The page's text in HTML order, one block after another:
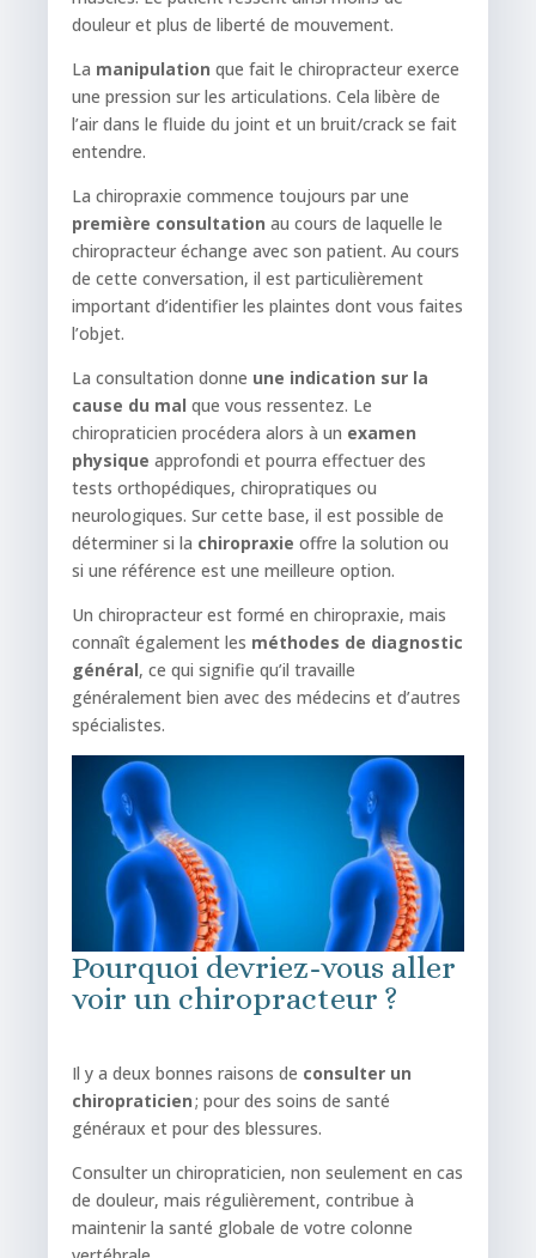
douleur et plus de liberté de mouvement.
La manipulation que fait le chiropracteur exerce
une pression sur les articulations. Cela libère de
l’air dans le fluide du joint et un bruit/crack se fait
entendre.
La chiropraxie commence toujours par une
première consultation au cours de laquelle le
chiropracteur échange avec son patient. Au cours
de cette conversation, il est particulièrement
important d’identifier les plaintes dont vous faites
l’objet.
La consultation donne une indication sur la
cause du mal que vous ressentez. Le
chiropraticien procédera alors à un examen
physique approfondi et pourra effectuer des
tests orthopédiques, chiropratiques ou
neurologiques. Sur cette base, il est possible de
déterminer si la chiropraxie offre la solution ou
si une référence est une meilleure option.
Un chiropracteur est formé en chiropraxie, mais
connaît également les méthodes de diagnostic
général, ce qui signifie qu’il travaille
généralement bien avec des médecins et d’autres
spécialistes.
Pourquoi devriez-vous aller
voir un chiropracteur ?
Il y a deux bonnes raisons de consulter un
chiropraticien; pour des soins de santé
généraux et pour des blessures.
Consulter un chiropraticien, non seulement en cas
de douleur, mais régulièrement, contribue à
maintenir la santé globale de votre colonne